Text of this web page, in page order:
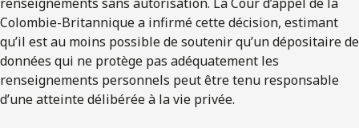
Colombie-Britannique a infirmé cette décision, estimant
qu’il est au moins possible de soutenir qu’un dépositaire de
données qui ne protège pas adéquatement les
renseignements personnels peut être tenu responsable
d’une atteinte délibérée à la vie privée.